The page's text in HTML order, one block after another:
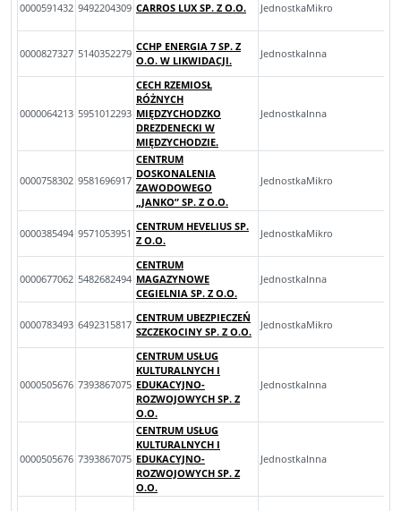
0000591432 9492204309 CARROS LUX SP. Z O.O. JednostkaMikro
0000827327 5140352279
CCHP ENERGIA 7 SP. Z
O.O. W LIKWIDACJI.
JednostkaInna
0000064213 5951012293
CECH RZEMIOSŁ
RÓŻNYCH
MIĘDZYCHODZKO
DREZDENECKI W
MIĘDZYCHODZIE.
JednostkaInna
0000758302 9581696917
CENTRUM
DOSKONALENIA
ZAWODOWEGO
„JANKO” SP. Z O.O.
JednostkaMikro
0000385494 9571053951
CENTRUM HEVELIUS SP.
Z O.O.
JednostkaMikro
0000677062 5482682494
CENTRUM
MAGAZYNOWE
CEGIELNIA SP. Z O.O.
JednostkaInna
0000783493 6492315817
CENTRUM UBEZPIECZEŃ
SZCZEKOCINY SP. Z O.O.
JednostkaMikro
0000505676 7393867075
CENTRUM USŁUG
KULTURALNYCH I
EDUKACYJNO-
ROZWOJOWYCH SP. Z
O.O.
JednostkaInna
0000505676 7393867075
CENTRUM USŁUG
KULTURALNYCH I
EDUKACYJNO-
ROZWOJOWYCH SP. Z
O.O.
JednostkaInna